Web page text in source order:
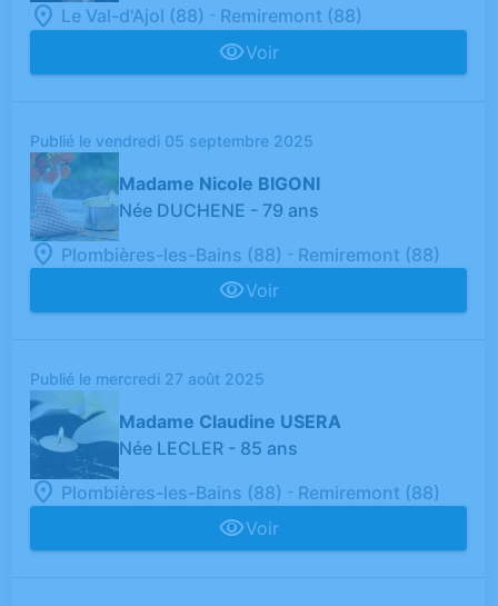
Le Val-d'Ajol (88) - Remiremont (88)
Voir
Publié le vendredi 05 septembre 2025
Madame Nicole BIGONI
Née DUCHENE - 79 ans
Plombières-les-Bains (88) - Remiremont (88)
Voir
Publié le mercredi 27 août 2025
Madame Claudine USERA
Née LECLER - 85 ans
Plombières-les-Bains (88) - Remiremont (88)
Voir